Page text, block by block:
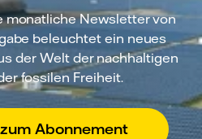
monatliche Newsletter von
beleuchtet ein neues
der Welt der nachhaltigen
fossilen Freiheit.
Abonnement